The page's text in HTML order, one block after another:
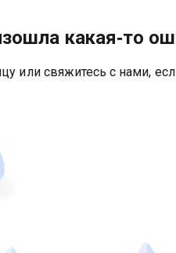
какая‑то
или свяжитесь с нами,